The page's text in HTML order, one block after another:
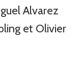
Alvarez
et Olivier